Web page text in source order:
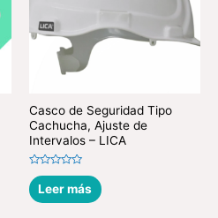
Casco de Seguridad Tipo
Cachucha, Ajuste de
Intervalos – LICA
Valorado
en
0
de
Leer más